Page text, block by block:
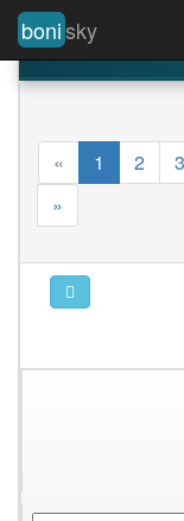
bonisky
Alle
« 1 2 3
»